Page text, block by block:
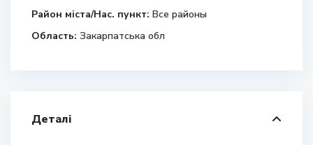
Район міста/Нас. пункт: Все районы
Область: Закарпатська обл
Деталі